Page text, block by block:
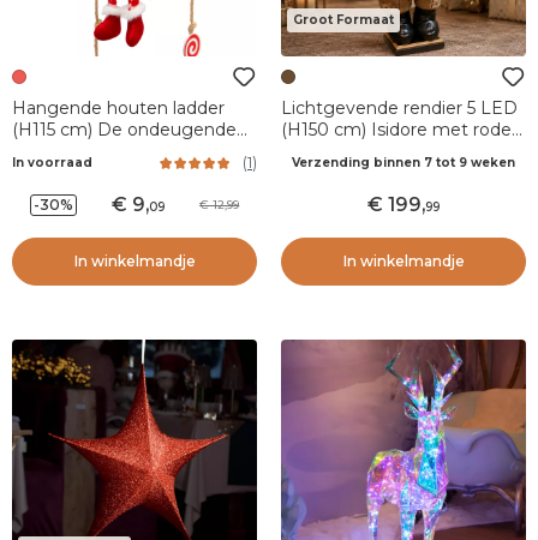
Hangende houten ladder
(H115 cm) De ondeugende
In voorraad (1)
-30% 9,09 12,99
In winkelmandje
Groot Formaat
Lichtgevende rendier 5 LED
(H150 cm) Isidore met rode
Verzending binnen 7 tot 9 weken
199,99
In winkelmandje